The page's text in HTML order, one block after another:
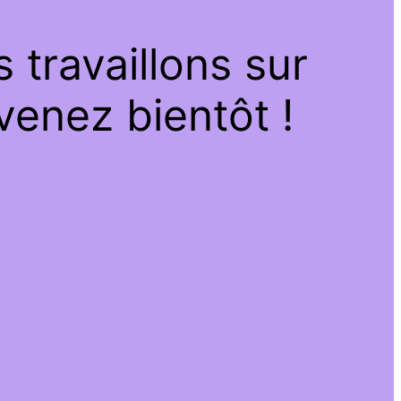
travaillons sur
bientôt !